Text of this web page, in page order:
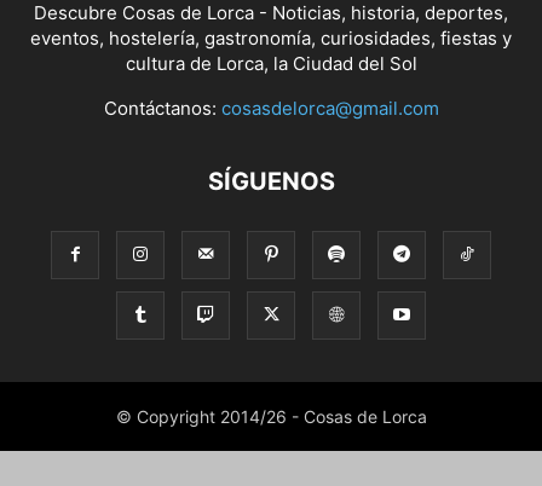
Descubre Cosas de Lorca - Noticias, historia, deportes,
eventos, hostelería, gastronomía, curiosidades, fiestas y
cultura de Lorca, la Ciudad del Sol
Contáctanos: cosasdelorca@gmail.com
SÍGUENOS
© Copyright 2014/26 - Cosas de Lorca